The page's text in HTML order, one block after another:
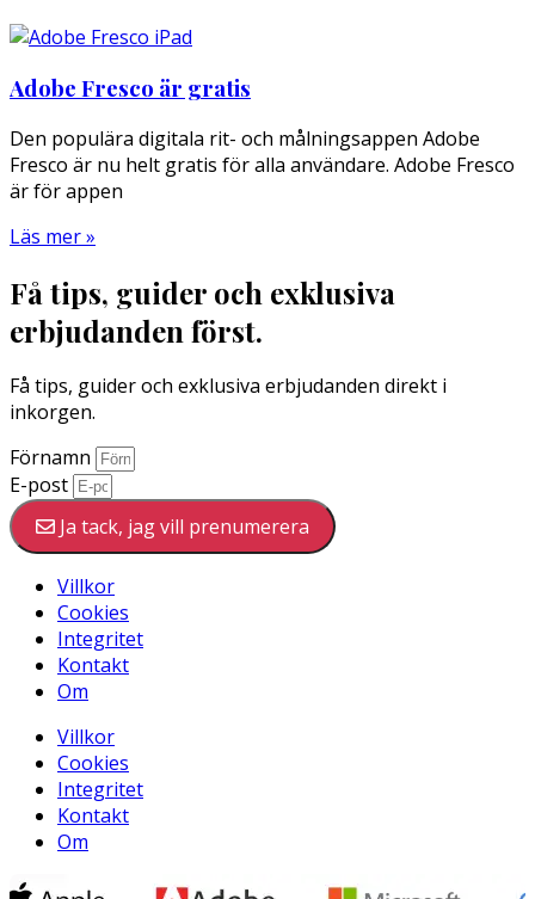
Adobe Fresco är gratis
Den populära digitala rit- och målningsappen Adobe
Fresco är nu helt gratis för alla användare. Adobe Fresco
är för appen
Läs mer »
Få tips, guider och exklusiva
erbjudanden först.
Få tips, guider och exklusiva erbjudanden direkt i
inkorgen.
Förnamn
E-post
Ja tack, jag vill prenumerera
Villkor
Cookies
Integritet
Kontakt
Om
Villkor
Cookies
Integritet
Kontakt
Om